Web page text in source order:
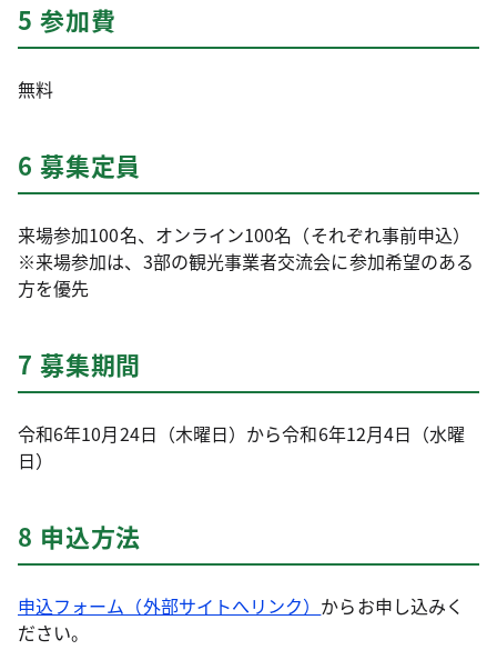
5 参加費
無料
6 募集定員
来場参加100名、オンライン100名（それぞれ事前申込）
※来場参加は、3部の観光事業者交流会に参加希望のある
方を優先
7 募集期間
令和6年10月24日（木曜日）から令和6年12月4日（水曜
日）
8 申込方法
申込フォーム（外部サイトへリンク） からお申し込みく
ださい。